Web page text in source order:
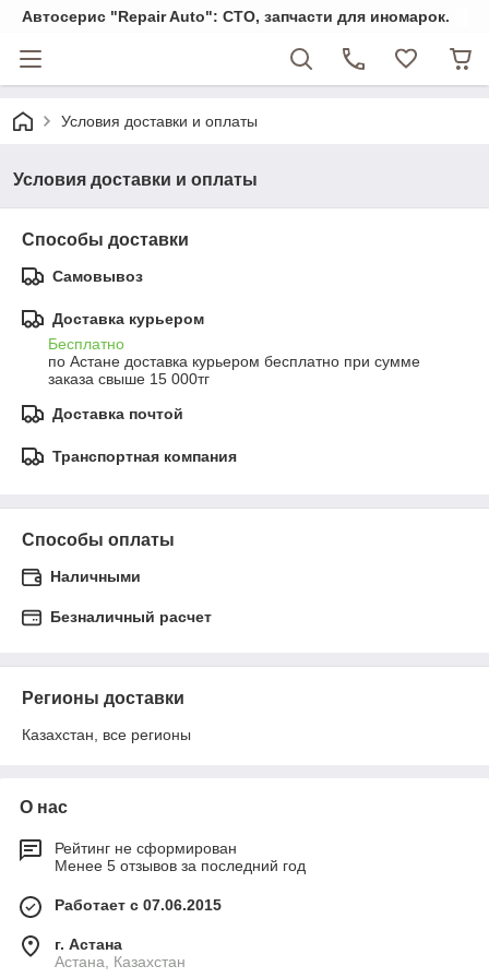
Автосерис "Repair Auto": СТО, запчасти для иномарок.
Условия доставки и оплаты
Условия доставки и оплаты
Способы доставки
Самовывоз
Доставка курьером
Бесплатно
по Астане доставка курьером бесплатно при сумме
заказа свыше 15 000тг
Доставка почтой
Транспортная компания
Способы оплаты
Наличными
Безналичный расчет
Регионы доставки
Казахстан, все регионы
О нас
Рейтинг не сформирован
Менее 5 отзывов за последний год
Работает с 07.06.2015
г. Астана
Астана, Казахстан